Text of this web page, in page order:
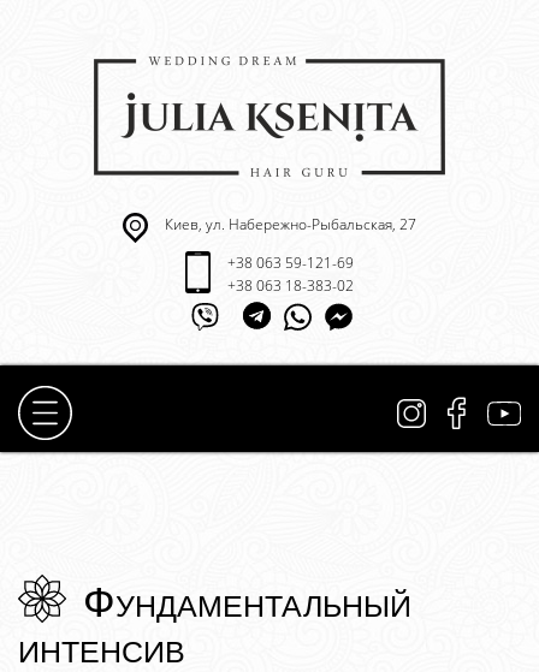
Киев, ул. Набережно-Рыбальская, 27
+38 063 59-121-69
+38 063 18-383-02
Фундаментальный
интенсив